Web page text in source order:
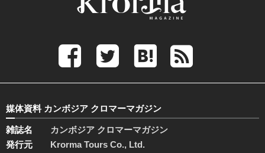
媒体資料 カンボジア クロマーマガジン
雑誌名
カンボジア クロマーマガジン
発行元
Krorma Tours Co., Ltd.